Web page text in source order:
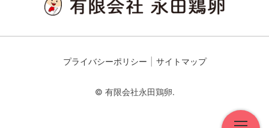
プライバシーポリシー サイトマップ
© 有限会社永田鶏卵.